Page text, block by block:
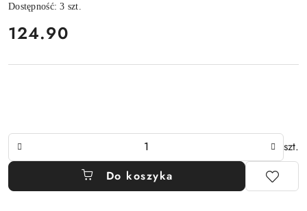
Dostępność:3 szt.
cena:
124.90
szt.
Do koszyka